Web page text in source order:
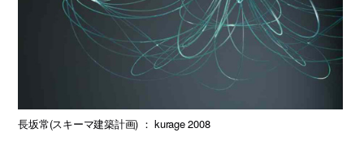
長坂常(スキーマ建築計画) ： kurage 2008